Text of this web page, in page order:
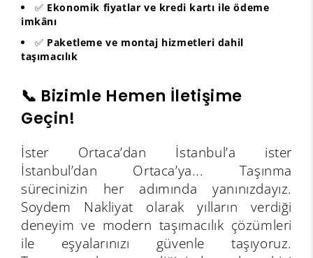
✅ Ekonomik fiyatlar ve kredi kartı ile ödeme
imkânı
✅ Paketleme ve montaj hizmetleri dahil
taşımacılık
📞 Bizimle Hemen İletişime
Geçin!
İster Ortaca’dan İstanbul’a ister
İstanbul’dan Ortaca’ya... Taşınma
sürecinizin her adımında yanınızdayız.
Soydem Nakliyat olarak yılların verdiği
deneyim ve modern taşımacılık çözümleri
ile eşyalarınızı güvenle taşıyoruz.